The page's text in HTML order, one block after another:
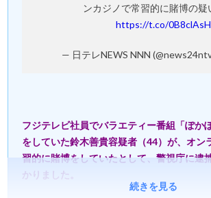
ンカジノで常習的に賭博の
https://t.co/
— 日テレNEWS NNN
フジテレビ社員でバラエティー番組「ぽか
をしていた鈴木善貴容疑者（44）が、オン
習的に賭博をしていたとして、警視庁に逮
かりました。
続きを見る